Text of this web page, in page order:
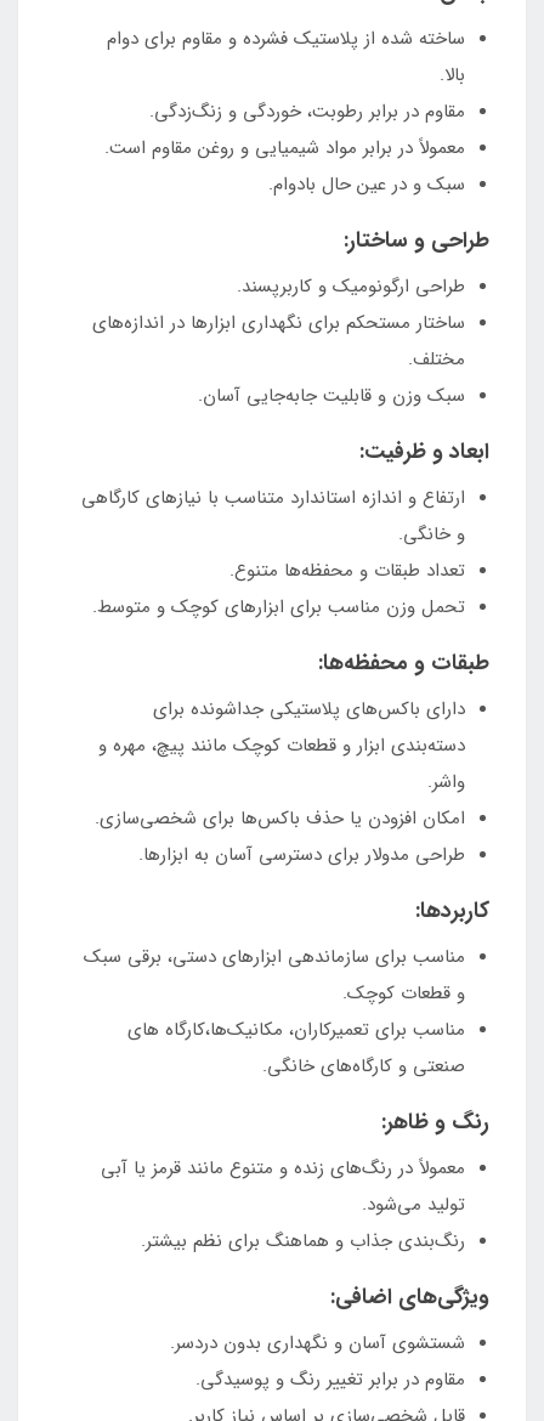
ساخته شده از پلاستیک فشرده و مقاوم برای دوام
بالا.
مقاوم در برابر رطوبت، خوردگی و زنگ‌زدگی.
معمولاً در برابر مواد شیمیایی و روغن مقاوم است.
سبک و در عین حال بادوام.
طراحی و ساختار:
طراحی ارگونومیک و کاربرپسند.
ساختار مستحکم برای نگهداری ابزارها در اندازه‌های
مختلف.
سبک وزن و قابلیت جابه‌جایی آسان.
ابعاد و ظرفیت:
ارتفاع و اندازه استاندارد متناسب با نیازهای کارگاهی
و خانگی.
تعداد طبقات و محفظه‌ها متنوع.
تحمل وزن مناسب برای ابزارهای کوچک و متوسط.
طبقات و محفظه‌ها:
دارای باکس‌های پلاستیکی جداشونده برای
دسته‌بندی ابزار و قطعات کوچک مانند پیچ، مهره و
واشر.
امکان افزودن یا حذف باکس‌ها برای شخصی‌سازی.
طراحی مدولار برای دسترسی آسان به ابزارها.
کاربردها:
مناسب برای سازماندهی ابزارهای دستی، برقی سبک
و قطعات کوچک.
مناسب برای تعمیرکاران، مکانیک‌ها،کارگاه های
صنعتی و کارگاه‌های خانگی.
رنگ و ظاهر:
معمولاً در رنگ‌های زنده و متنوع مانند قرمز یا آبی
تولید می‌شود.
رنگ‌بندی جذاب و هماهنگ برای نظم بیشتر.
ویژگی‌های اضافی:
شستشوی آسان و نگهداری بدون دردسر.
مقاوم در برابر تغییر رنگ و پوسیدگی.